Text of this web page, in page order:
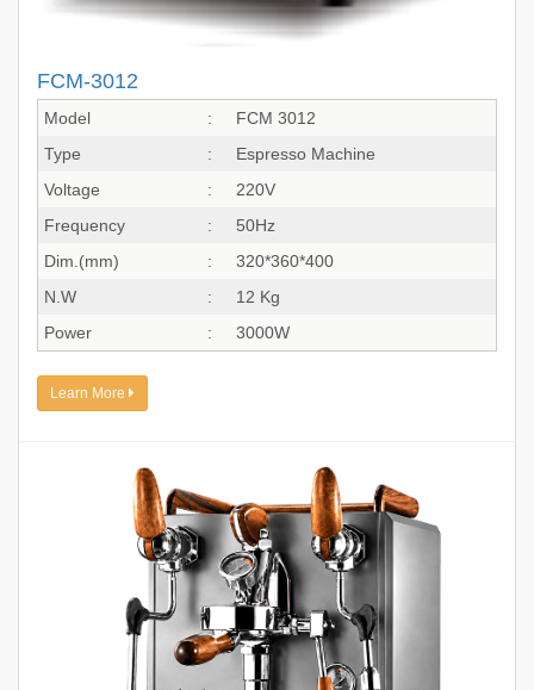
FCM-3012
Model :
FCM 3012
Type
:
Espresso Machine
Voltage
:
220V
Frequency
:
50Hz
Dim.(mm)
:
320*360*400
N.W
:
12 Kg
Power
: 3000W
Learn More